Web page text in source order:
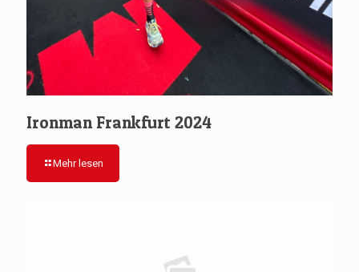
Ironman Frankfurt 2024
Mehr lesen